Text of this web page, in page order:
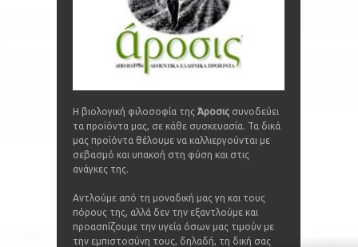
Η βιολογική φιλοσοφία της Άροσις συνοδεύει
τα προϊόντα μας, σε κάθε συσκευασία. Τα δικά
μας προϊόντα θέλουμε να καλλιεργούνται με
σεβασμό και υπακοή στη φύση και στις
ανάγκες της.
Αντλούμε από τη μοναδική μας γη και τους
πόρους της, αλλά δεν την εξαντλούμε και
προασπίζουμε την υγεία όσων μας τιμούν με
την εμπιστοσύνη τους, δηλαδή, τη δική σας